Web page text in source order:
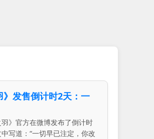
》发售倒计时2天：一
》官方在微博发布了倒计时
写道：“一切早已注定，你改